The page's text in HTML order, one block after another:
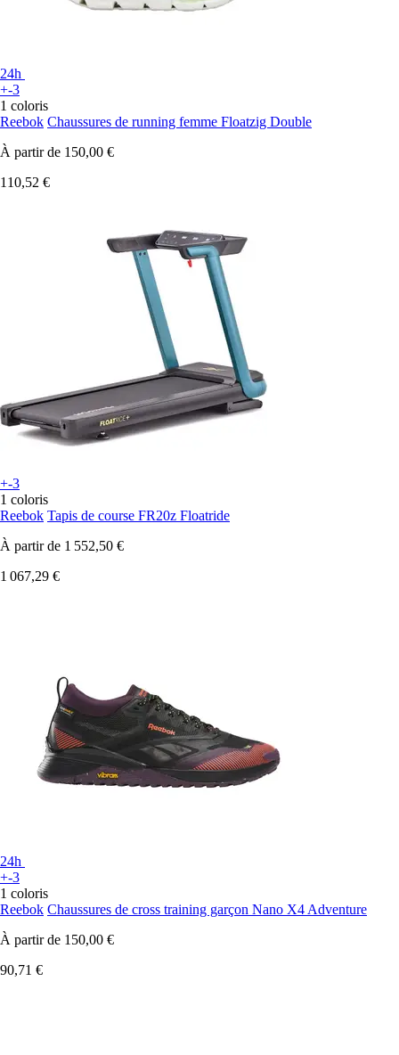
24h
+-3
1 coloris
Reebok Chaussures de running femme Floatzig Double
À partir de 150,00 €
110,52 €
+-3
1 coloris
Reebok Tapis de course FR20z Floatride
À partir de 1 552,50 €
1 067,29 €
24h
+-3
1 coloris
Reebok Chaussures de cross training garçon Nano X4 Adventure
À partir de 150,00 €
90,71 €